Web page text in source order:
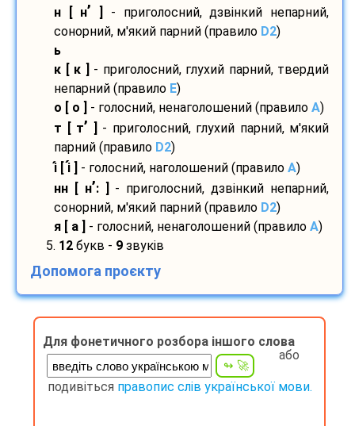
н [ н’
- приголосний, дзвінкий непарний,
сонорний, м'який парний (правило D2)
ь
к [ к ]
- приголосний, глухий парний, твердий
непарний (правило E)
о [ о ]
- голосний, ненаголошений (правило A)
т [ т’
- приголосний, глухий парний, м'який
парний (правило D2)
і [ і - голосний, наголошений (правило A)
нн [ н’: ]
- приголосний, дзвінкий непарний,
сонорний, м'який парний (правило D2)
я [ а ]
- голосний, ненаголошений (правило A)
5. 12 букв - 9 звуків
Допомога проєкту
Для фонетичного розбора іншого слова
або
подивіться правопис слів української мови.